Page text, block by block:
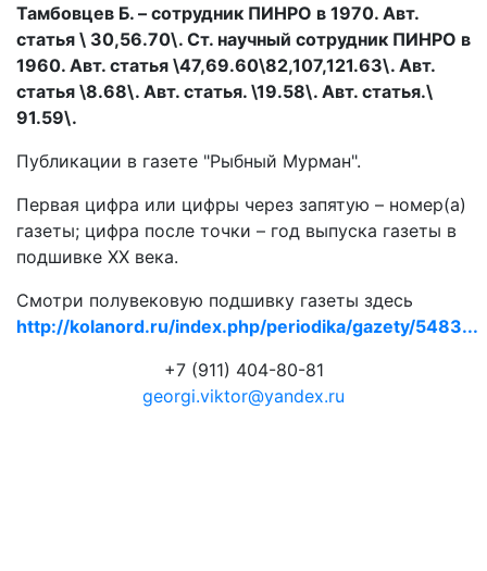
Тамбовцев Б. – сотрудник ПИНРО в 1970. Авт.
статья \ 30,56.70\. Ст. научный сотрудник ПИНРО в
1960. Авт. статья \47,69.60\82,107,121.63\. Авт.
статья \8.68\. Авт. статья. \19.58\. Авт. статья.\
91.59\.
Публикации в газете "Рыбный Мурман".
Первая цифра или цифры через запятую – номер(а)
газеты; цифра после точки – год выпуска газеты в
подшивке ХХ века.
Смотри полувековую подшивку газеты здесь
http://kolanord.ru/index.php/periodika/gazety/5483...
+7 (911) 404-80-81
georgi.viktor@yandex.ru